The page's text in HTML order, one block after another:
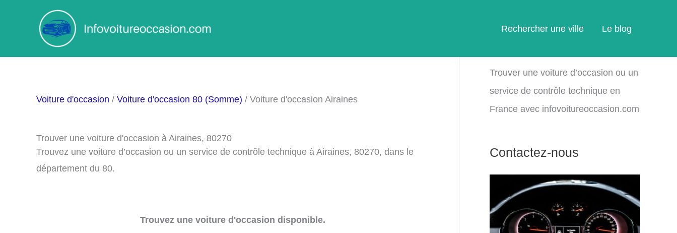
Rechercher une ville Le blog
Voiture d'occasion / Voiture d'occasion 80 (Somme) / Voiture d'occasion Airaines
Trouver une voiture d'occasion à Airaines, 80270
Trouvez une voiture d’occasion ou un service de contrôle technique à Airaines, 80270, dans le
département du 80.
Trouvez une voiture d'occasion disponible.
Trouver une voiture d’occasion ou un
service de contrôle technique en
France avec infovoitureoccasion.com
Contactez-nous